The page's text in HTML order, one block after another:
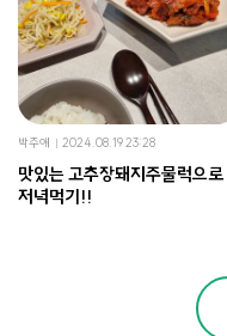
박주애 2024.08.19 23:28
맛있는 고추장돼지주물럭으로
저녁먹기!!